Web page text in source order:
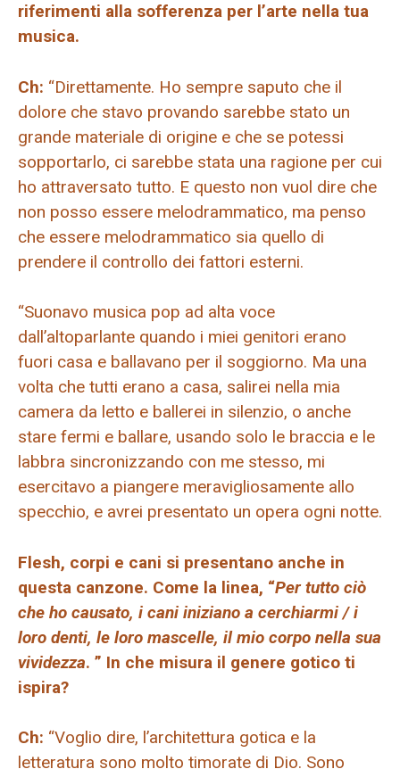
riferimenti alla sofferenza per l’arte nella tua
musica.
Ch: “Direttamente. Ho sempre saputo che il
dolore che stavo provando sarebbe stato un
grande materiale di origine e che se potessi
sopportarlo, ci sarebbe stata una ragione per cui
ho attraversato tutto. E questo non vuol dire che
non posso essere melodrammatico, ma penso
che essere melodrammatico sia quello di
prendere il controllo dei fattori esterni.
“Suonavo musica pop ad alta voce
dall’altoparlante quando i miei genitori erano
fuori casa e ballavano per il soggiorno. Ma una
volta che tutti erano a casa, salirei nella mia
camera da letto e ballerei in silenzio, o anche
stare fermi e ballare, usando solo le braccia e le
labbra sincronizzando con me stesso, mi
esercitavo a piangere meravigliosamente allo
specchio, e avrei presentato un opera ogni notte.
Flesh, corpi e cani si presentano anche in
questa canzone. Come la linea, “Per tutto ciò
che ho causato, i cani iniziano a cerchiarmi / i
loro denti, le loro mascelle, il mio corpo nella sua
vividezza. ” In che misura il genere gotico ti
ispira?
Ch: “Voglio dire, l’architettura gotica e la
letteratura sono molto timorate di Dio. Sono